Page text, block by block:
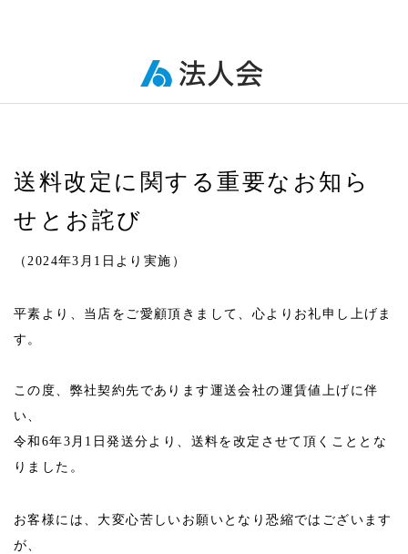
送料改定に関する重要なお知ら
せとお詫び
（2024年3月1日より実施）
平素より、当店をご愛顧頂きまして、心よりお礼申し上げま
す。
この度、弊社契約先であります運送会社の運賃値上げに伴
い、
令和6年3月1日発送分より、送料を改定させて頂くこととな
りました。
お客様には、大変心苦しいお願いとなり恐縮ではございます
が、